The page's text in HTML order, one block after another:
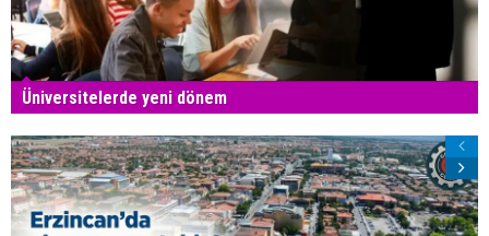
Üniversitelerde yeni dönem